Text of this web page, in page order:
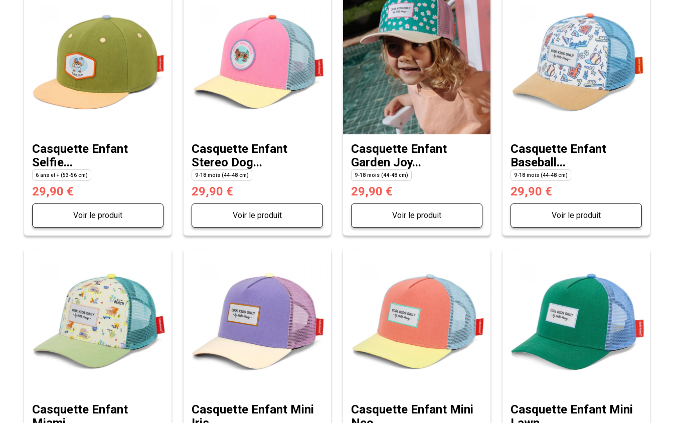
Casquette Enfant
Selfie...
6 ans et + (53-56 cm)
29,90 €
Voir le produit
Casquette Enfant
Stereo Dog...
9-18 mois (44-48 cm)
29,90 €
Voir le produit
Casquette Enfant
Garden Joy...
9-18 mois (44-48 cm)
29,90 €
Voir le produit
Casquette Enfant
Baseball...
9-18 mois (44-48 cm)
29,90 €
Voir le produit
Casquette Enfant
Casquette Enfant Mini
Casquette Enfant Mini
Casquette Enfant Mini